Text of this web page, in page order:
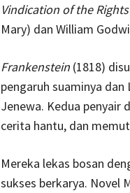
Vindication of the
Mary) dan William
Frankenstein(1818)
pengaruh suaminya
Jenewa. Kedua penyair
cerita hantu, dan
Mereka lekas bosan
sukses berkarya. Novel